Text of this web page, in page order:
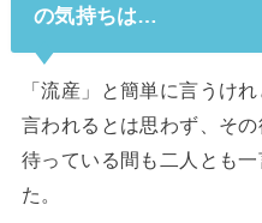
の気持ちは…
「流産」と簡単に言うけ
言われるとは思わず、そ
待っている間も二人とも
た。